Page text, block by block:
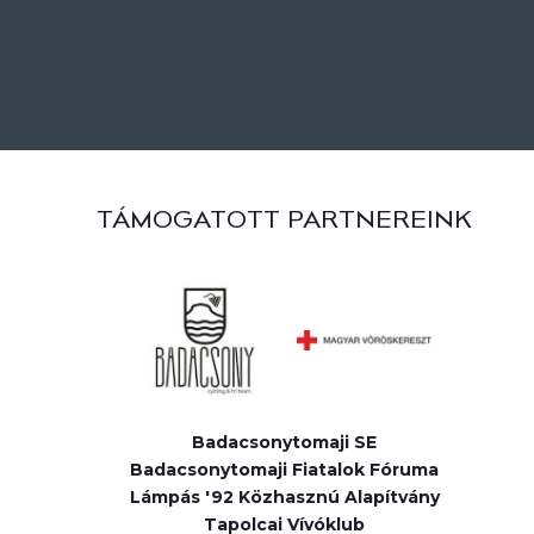
TÁMOGATOTT PARTNEREINK
Badacsonytomaji SE
Badacsonytomaji Fiatalok Fóruma
Lámpás '92 Közhasznú Alapítvány
Tapolcai Vívóklub